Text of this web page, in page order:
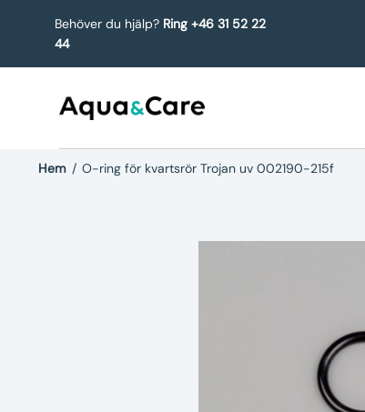
Behöver du hjälp? Ring +46 31 52 22
44
Hem / O-ring för kvartsrör Trojan uv 002190-215f